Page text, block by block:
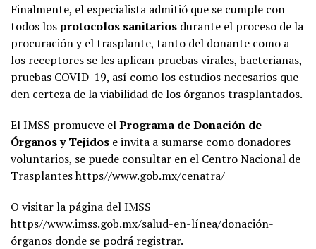
Finalmente, el especialista admitió que se cumple con
todos losprotocolos sanitarios durante el proceso de la
procuración y el trasplante, tanto del donante como a
los receptores se les aplican pruebas virales, bacterianas,
pruebas COVID-19, así como los estudios necesarios que
den certeza de la viabilidad de los órganos trasplantados.
El IMSS promueve elPrograma de Donación de
Órganos y Tejidos e invita a sumarse como donadores
voluntarios, se puede consultar en el Centro Nacional de
Trasplantes https//www.gob.mx/cenatra/
O visitar la página del IMSS
https//www.imss.gob.mx/salud-en-línea/donación-
órganos donde se podrá registrar.